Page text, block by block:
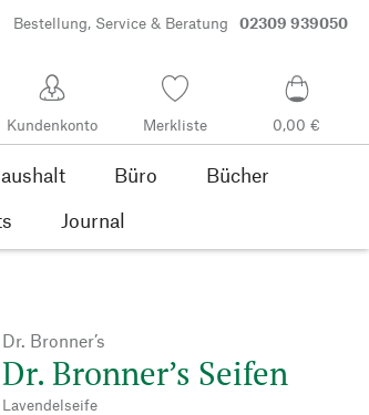
Bestellung, Service & Beratung 02309 939050
Kundenkonto Merkliste 0,00 €
Büro
Bücher
Journal
Dr. Bronner’s
Dr. Bronner’s Seifen
Lavendelseife